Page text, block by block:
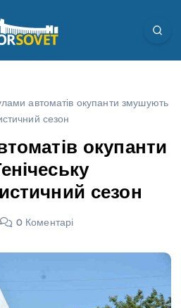
автоматів окупанти змушують
сезон
окупанти
сезон
0 Коментарі